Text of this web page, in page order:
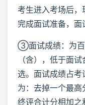
考生进入考场后
完成面试准备，面
③面试成绩：为百
（含），低于面
选。面试成绩占
为：去掉一个最
终评合计分相加之